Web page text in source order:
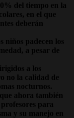
del tiempo en la
en el que
deberán
niños padecen los
a pesar de
a los
no la calidad de
nocturnos.
ahora también
para
y su manejo en